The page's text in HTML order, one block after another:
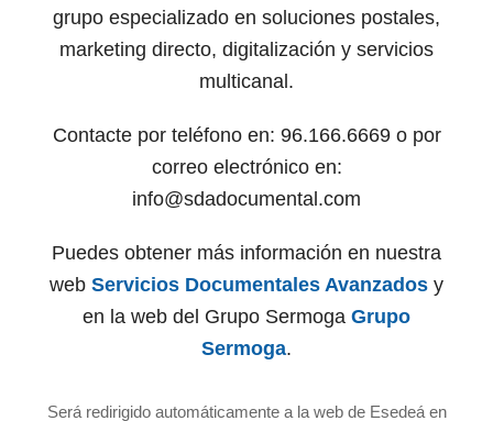
grupo especializado en soluciones postales,
marketing directo, digitalización y servicios
multicanal.
Contacte por teléfono en: 96.166.6669 o por
correo electrónico en:
info@sdadocumental.com
Puedes obtener más información en nuestra
web Servicios Documentales Avanzados y
en la web del Grupo Sermoga Grupo
Sermoga.
Será redirigido automáticamente a la web de Esedeá en